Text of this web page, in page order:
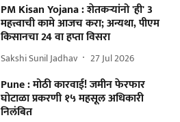
PM Kisan Yojana : शेतकऱ्यांनो 'ही' 3
महत्त्वाची कामे आजच करा; अन्यथा, पीएम
किसानचा 24 वा हप्ता विसरा
Sakshi Sunil Jadhav 27 Jul 2026
Pune : मोठी कारवाई! जमीन फेरफार
घोटाळा प्रकरणी १५ महसूल अधिकारी
निलंबित